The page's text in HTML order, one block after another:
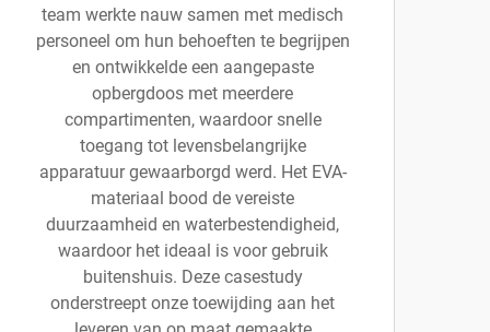
team werkte nauw samen met medisch
personeel om hun behoeften te begrijpen
en ontwikkelde een aangepaste
opbergdoos met meerdere
compartimenten, waardoor snelle
toegang tot levensbelangrijke
apparatuur gewaarborgd werd. Het EVA-
materiaal bood de vereiste
duurzaamheid en waterbestendigheid,
waardoor het ideaal is voor gebruik
buitenshuis. Deze casestudy
onderstreept onze toewijding aan het